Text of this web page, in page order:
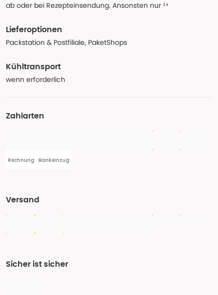
ab oder bei Rezepteinsendung. Ansonsten nur ¹⁴
Lieferoptionen
Packstation & Postfiliale, PaketShops
Kühltransport
wenn erforderlich
Zahlarten
Rechnung Bankeinzug
Versand
Sicher ist sicher